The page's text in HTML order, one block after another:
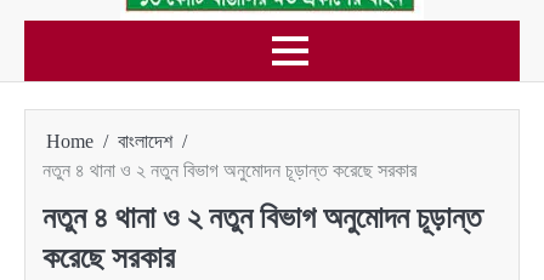
Home
বাংলাদেশ
নতুন ৪ থানা ও ২ নতুন বিভাগ অনুমোদন চূড়ান্ত করেছে সরকার
নতুন ৪ থানা ও ২ নতুন বিভাগ অনুমোদন চূড়ান্ত
করেছে সরকার